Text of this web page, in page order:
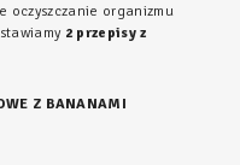
oczyszczanie organizmu
2 przepisy z
Z BANANAMI